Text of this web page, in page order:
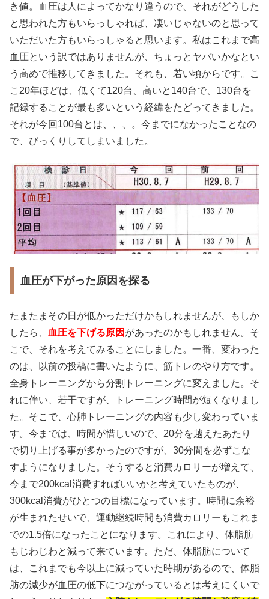
き値。血圧は人によってかなり違うので、それがどうした
と思われた方もいらっしゃれば、凄いじゃないのと思って
いただいた方もいらっしゃると思います。私はこれまで高
血圧という訳ではありませんが、ちょっとヤバいかなとい
う高めで推移してきました。それも、若い頃からです。こ
こ20年ほどは、低くて120台、高いと140台で、130台を
記録することが最も多いという経緯をたどってきました。
それが今回100台とは、、、。今までになかったことなの
で、びっくりしてしまいました。
血圧が下がった原因を探る
たまたまその日が低かっただけかもしれませんが、もしか
したら、
血圧を下げる原因 があったのかもしれません。そ
こで、それを考えてみることにしました。一番、変わった
のは、以前の投稿に書いたように、筋トレのやり方です。
全身トレーニングから分割トレーニングに変えました。そ
れに伴い、若干ですが、トレーニング時間が短くなりまし
た。そこで、心肺トレーニングの内容も少し変わっていま
す。今までは、時間が惜しいので、20分を越えたあたり
で切り上げる事が多かったのですが、30分間を必ずこな
すようになりました。そうすると消費カロリーが増えて、
今まで200kcal消費すればいいかと考えていたものが、
300kcal消費がひとつの目標になっています。時間に余裕
が生まれたせいで、運動継続時間も消費カロリーもこれま
での1.5倍になったことになります。これにより、体脂肪
もじわじわと減って来ています。ただ、体脂肪について
は、これまでも今以上に減っていた時期があるので、体脂
肪の減少が血圧の低下につながっているとは考えにくいで